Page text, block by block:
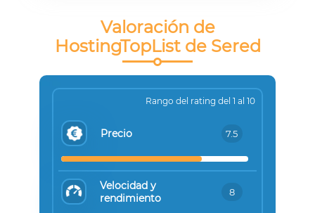
Valoración de
HostingTopList de Sered
Rango del rating del 1 al 10
Precio 7.5
Velocidad y
rendimiento
8